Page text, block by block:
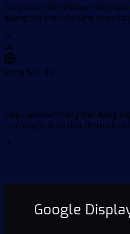
Tăng nhận diện thương hiệu
quảng cáo trên nền tảng video
↗
04
Mạng hiển thị
Tiếp cận khách hàng trên hàng
của Google. Bám đuổi
↗
Google Display